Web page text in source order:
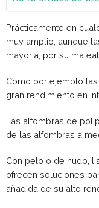
Prácticamente en
muy amplio, aunque
mayoría, por su
Como por ejemplo
gran rendimiento en
Las alfombras de
de las alfombras a
Con pelo o de nudo,
ofrecen soluciones
añadida de su alto